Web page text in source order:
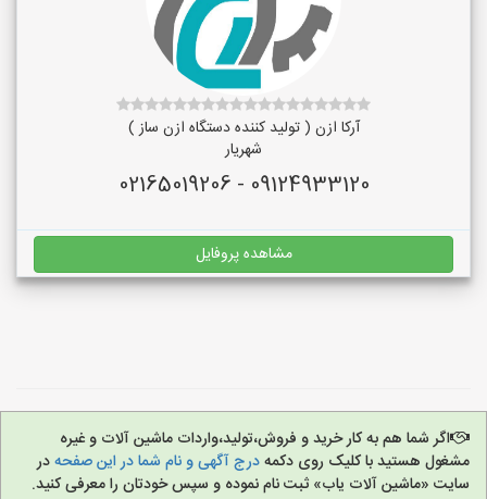
آرکا ازن ( تولید کننده دستگاه ازن ساز )
شهریار
09124933120 - 02165019206
مشاهده پروفایل
اگر شما هم به کار خرید و فروش،تولید،واردات ماشین آلات و غیره
مشغول هستید با کلیک روی دکمهدرج آگهی و نام شما در این صفحهدر
سایت «ماشین آلات یاب» ثبت نام نموده و سپس خودتان را معرفی کنید.